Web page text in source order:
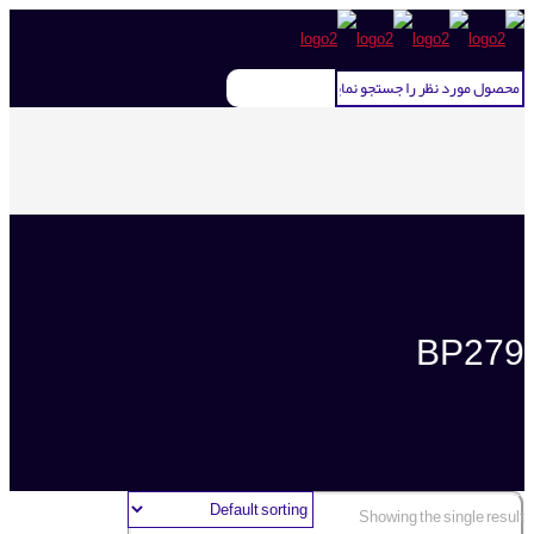
BP279
Showing the single result